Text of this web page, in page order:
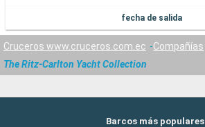
fecha de salida
Cruceros www.cruceros.com.ec
Compañías
The Ritz-Carlton Yacht Collection
Barcos más populares